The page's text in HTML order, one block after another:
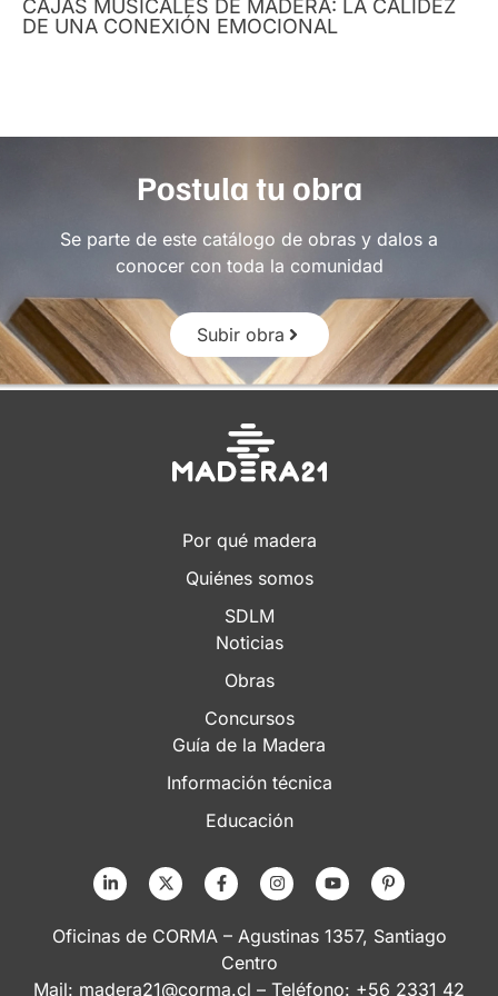
CAJAS MUSICALES DE MADERA: LA CALIDEZ
DE UNA CONEXIÓN EMOCIONAL
Postula tu obra
Se parte de este catálogo de obras y dalos a
conocer con toda la comunidad
Subir obra
Por qué madera
Quiénes somos
SDLM
Noticias
Obras
Concursos
Guía de la Madera
Información técnica
Educación
Oficinas de CORMA – Agustinas 1357, Santiago
Centro
Mail: madera21@corma.cl – Teléfono: +56 2331 42